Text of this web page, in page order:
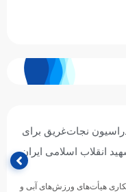
نجات‌غریق برای
انقلاب اسلامی ایران
هیأت‌های ورزش‌های آبی و